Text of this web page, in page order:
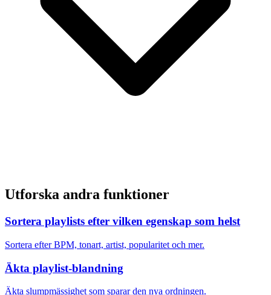
Utforska andra funktioner
Sortera playlists efter vilken egenskap som helst
Sortera efter BPM, tonart, artist, popularitet och mer.
Äkta playlist-blandning
Äkta slumpmässighet som sparar den nya ordningen.